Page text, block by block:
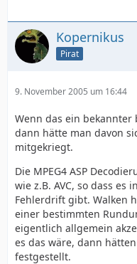
Kopernikus
Pirat
9. November 2005 um 16:44
Wenn das ein
dann hätte man davon
mitgekriegt.
Die MPEG4 ASP
wie z.B. AVC, so dass es
Fehlerdrift gibt. Walken
einer bestimmten
eigentlich allgemein
es das wäre, dann
festgestellt.